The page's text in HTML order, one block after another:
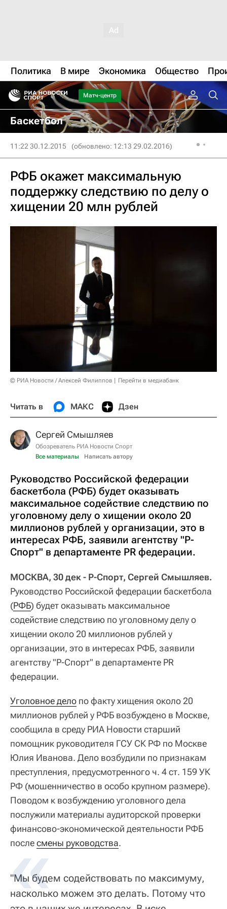
Политика В мире Экономика Общество
Матч-центр
Баскетбол
11:22 30.12.2015 (обновлено: 12:13 29.02.2016)
РФБ окажет максимальную
поддержку следствию по делу о
хищении 20 млн рублей
© РИА Новости / Алексей Филиппов Перейти в медиабанк
Читать в МАКС Дзен
Сергей Смышляев
Обозреватель РИА Новости Спорт
Все материалы
Написать автору
Руководство Российской федерации
баскетбола (РФБ) будет оказывать
максимальное содействие следствию по
уголовному делу о хищении около 20
миллионов рублей у организации, это в
интересах РФБ, заявили агентству "Р-
Спорт" в департаменте PR федерации.
МОСКВА, 30 дек - Р-Спорт, Сергей Смышляев.
Руководство Российской федерации баскетбола
(РФБ) будет оказывать максимальное
содействие следствию по уголовному делу о
хищении около 20 миллионов рублей у
организации, это в интересах РФБ, заявили
агентству "Р-Спорт" в департаменте PR
федерации.
Уголовное дело по факту хищения около 20
миллионов рублей у РФБ возбуждено в Москве,
сообщила в среду РИА Новости старший
помощник руководителя ГСУ СК РФ по Москве
Юлия Иванова. Дело возбудили по признакам
преступления, предусмотренного ч. 4 ст. 159 УК
РФ (мошенничество в особо крупном размере).
Поводом к возбуждению уголовного дела
послужили материалы аудиторской проверки
финансово-экономической деятельности РФБ
послесмены руководства.
"Мы будем содействовать по максимуму,
насколько можем это делать. Потому что